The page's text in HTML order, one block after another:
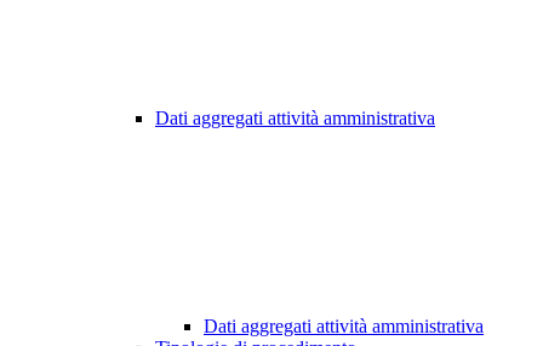
Dati aggregati attività amministrativa
Dati aggregati attività amministrativa